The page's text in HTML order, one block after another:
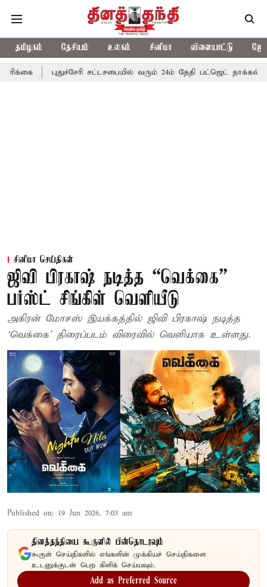
தமிழகம் தேசியம் உலகம் சினிமா விளையாட்டு
புதுச்சேரி சட்டசபையில் வரும் 24ம் தேதி பட்ஜெட் தாக்கல் செய்கிறார்
சினிமா செய்திகள்
ஜிவி பிரகாஷ் நடித்த “வெக்கை”
பர்ஸ்ட் சிங்கிள் வெளியீடு
அகிரன் மோசஸ் இயக்கத்தில் ஜிவி பிரகாஷ் நடித்த
‘வெக்கை’ திரைப்படம் விரைவில் வெளியாக உள்ளது.
Published on: 19 Jun 2026, 7:03 am
தினத்தந்தியை கூகுளில் பின்தொடரவும்
கூகுள் செய்திகளில் எங்களின் முக்கியச் செய்திகளை
உடனுக்குடன் பெற கிளிக் செய்யவும்.
Add as Preferred Source